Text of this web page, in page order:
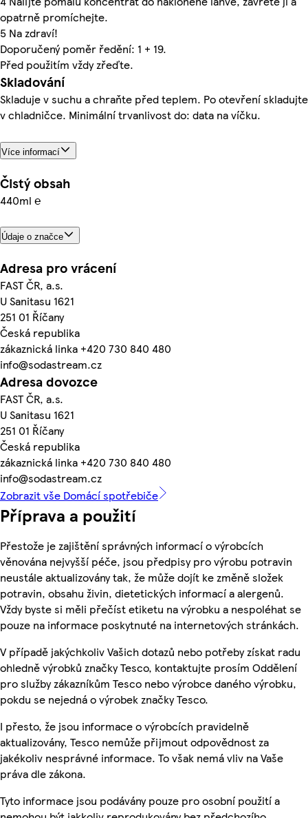
opatrně promíchejte.
5 Na zdraví!
Doporučený poměr ředění: 1 + 19.
Před použitím vždy zřeďte.
Skladování
Skladuje v suchu a chraňte před teplem. Po otevření skladujte
v chladničce. Minimální trvanlivost do: data na víčku.
Více informací
Čistý obsah
440ml ℮
Údaje o značce
Adresa pro vrácení
FAST ČR, a.s.
U Sanitasu 1621
251 01 Říčany
Česká republika
zákaznická linka +420 730 840 480
info@sodastream.cz
Adresa dovozce
FAST ČR, a.s.
U Sanitasu 1621
251 01 Říčany
Česká republika
zákaznická linka +420 730 840 480
info@sodastream.cz
Zobrazit vše Domácí spotřebiče
Příprava a použití
Přestože je zajištění správných informací o výrobcích
věnována nejvyšší péče, jsou předpisy pro výrobu potravin
neustále aktualizovány tak, že může dojít ke změně složek
potravin, obsahu živin, dietetických informací a alergenů.
Vždy byste si měli přečíst etiketu na výrobku a nespoléhat se
pouze na informace poskytnuté na internetových stránkách.
V případě jakýchkoliv Vašich dotazů nebo potřeby získat radu
ohledně výrobků značky Tesco, kontaktujte prosím Oddělení
pro služby zákazníkům Tesco nebo výrobce daného výrobku,
pokdu se nejedná o výrobek značky Tesco.
I přesto, že jsou informace o výrobcích pravidelně
aktualizovány, Tesco nemůže přijmout odpovědnost za
jakékoliv nesprávné informace. To však nemá vliv na Vaše
práva dle zákona.
Tyto informace jsou podávány pouze pro osobní použití a